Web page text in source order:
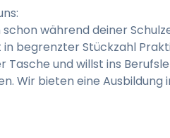
während deiner
begrenzter Stückzahl
Tasche und willst ins
Wir bieten eine Ausbildung